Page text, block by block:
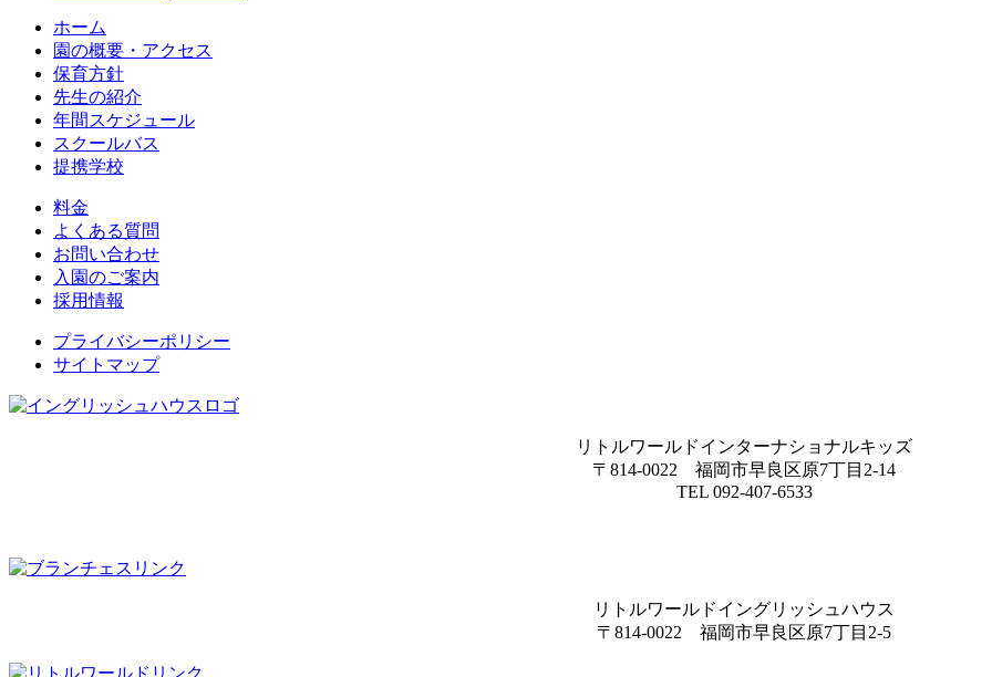
ホーム
園の概要・アクセス
保育方針
先生の紹介
年間スケジュール
スクールバス
提携学校
料金
よくある質問
お問い合わせ
入園のご案内
採用情報
プライバシーポリシー
サイトマップ
リトルワールドインターナショナルキッズ
〒814-0022 福岡市早良区原7丁目2-14
TEL 092-407-6533
リトルワールドイングリッシュハウス
〒814-0022 福岡市早良区原7丁目2-5